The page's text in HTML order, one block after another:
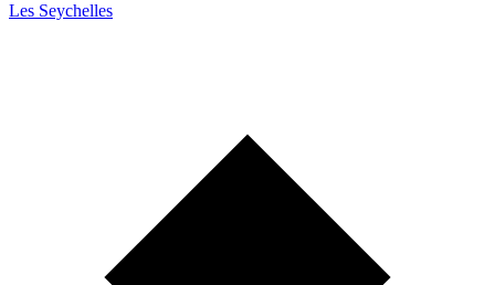
Les Seychelles